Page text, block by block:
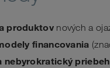
produktovnových a
financovania
nebyrokratický priebeh